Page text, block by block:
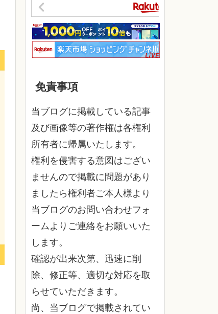
免責事項
当ブログに掲載している記事
及び画像等の著作権は各権利
所有者に帰属いたします。
権利を侵害する意図はござい
ませんので掲載に問題があり
ましたら権利者ご本人様より
当ブログのお問い合わせフォ
ームよりご連絡をお願いいた
します。
確認が出来次第、迅速に削
除、修正等、適切な対応を取
らせていただきます。
尚、当ブログで掲載されてい